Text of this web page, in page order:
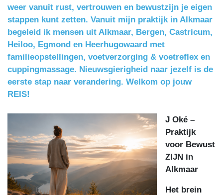
weer vanuit rust, vertrouwen en bewustzijn je eigen
stappen kunt zetten. Vanuit mijn praktijk in Alkmaar
begeleid ik mensen uit Alkmaar, Bergen, Castricum,
Heiloo, Egmond en Heerhugowaard met
familieopstellingen, voetverzorging & voetreflex en
cuppingmassage. Nieuwsgierigheid naar jezelf is de
eerste stap naar verandering. Welkom op jouw
REIS!
J Oké –
Praktijk
voor Bewust
ZIJN in
Alkmaar
Het brein